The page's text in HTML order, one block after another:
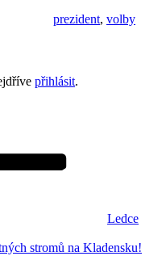
prezident, volby
přihlásit.
Ledce
stromů na Kladensku!